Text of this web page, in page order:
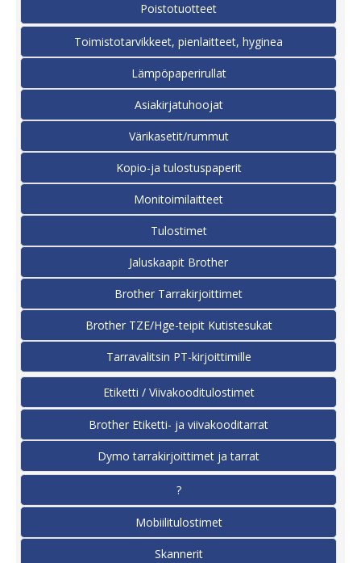
Poistotuotteet
Toimistotarvikkeet, pienlaitteet, hyginea
Lämpöpaperirullat
Asiakirjatuhoojat
Värikasetit/rummut
Kopio-ja tulostuspaperit
Monitoimilaitteet
Tulostimet
Jaluskaapit Brother
Brother Tarrakirjoittimet
Brother TZE/Hge-teipit Kutistesukat
Tarravalitsin PT-kirjoittimille
Etiketti / Viivakooditulostimet
Brother Etiketti- ja viivakooditarrat
Dymo tarrakirjoittimet ja tarrat
?
Mobiilitulostimet
Skannerit